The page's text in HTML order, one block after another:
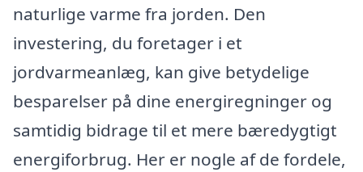
naturlige varme fra jorden. Den
investering, du foretager i et
jordvarmeanlæg, kan give betydelige
besparelser på dine energiregninger og
samtidig bidrage til et mere bæredygtigt
energiforbrug. Her er nogle af de fordele,